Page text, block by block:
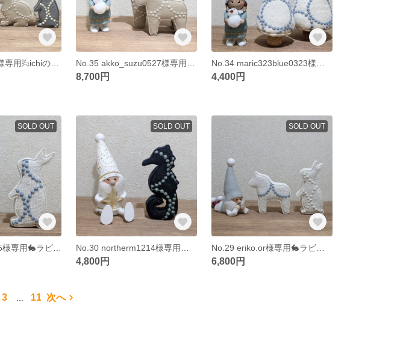
No.36 piiiimiya様専用𔒌ichiのラビタン𔒌&ツリー𖥍
8,700円 4,400円
SOLD OUT
No.31 ma16ri25様専用🐇ラビタン
SOLD OUT
4,800円
SOLD OUT
6,800円
3 11 次へ